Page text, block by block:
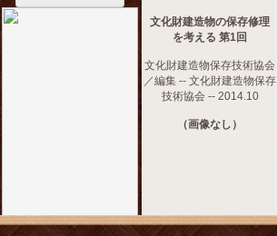
文化財建造物の保存修理
を考える 第1回
文化財建造物保存技術協会
／編集 -- 文化財建造物保存
技術協会 -- 2014.10
（画像なし）